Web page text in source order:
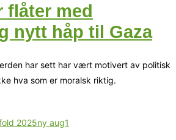
flåter med
nytt håp til Gaza
har sett har vært motivert av politisk
hva som er moralsk riktig.